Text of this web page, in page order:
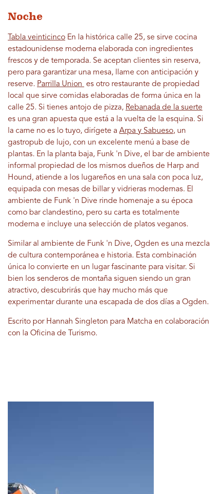
Noche
Tabla veinticinco En la histórica calle 25, se sirve cocina
estadounidense moderna elaborada con ingredientes
frescos y de temporada. Se aceptan clientes sin reserva,
pero para garantizar una mesa, llame con anticipación y
reserve. Parrilla Union es otro restaurante de propiedad
local que sirve comidas elaboradas de forma única en la
calle 25. Si tienes antojo de pizza, Rebanada de la suerte
es una gran apuesta que está a la vuelta de la esquina. Si
la carne no es lo tuyo, dirígete a Arpa y Sabueso, un
gastropub de lujo, con un excelente menú a base de
plantas. En la planta baja, Funk 'n Dive, el bar de ambiente
informal propiedad de los mismos dueños de Harp and
Hound, atiende a los lugareños en una sala con poca luz,
equipada con mesas de billar y vidrieras modernas. El
ambiente de Funk 'n Dive rinde homenaje a su época
como bar clandestino, pero su carta es totalmente
moderna e incluye una selección de platos veganos.
Similar al ambiente de Funk 'n Dive, Ogden es una mezcla
de cultura contemporánea e historia. Esta combinación
única lo convierte en un lugar fascinante para visitar. Si
bien los senderos de montaña siguen siendo un gran
atractivo, descubrirás que hay mucho más que
experimentar durante una escapada de dos días a Ogden.
Escrito por Hannah Singleton para Matcha en colaboración
con la Oficina de Turismo.